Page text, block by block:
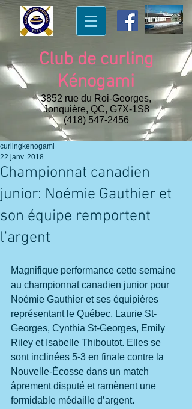
Club de curling
Kénogami
3852 rue du Roi-Georges,
Jonquière, QC, G7X-1S8
(418) 547-2456
Championnat canadien
junior: Noémie Gauthier et
son équipe remportent
l'argent
curlingkenogami
22 janv. 2018
Magnifique performance cette semaine
au championnat canadien junior pour
Noémie Gauthier et ses équipières
représentant le Québec, Laurie St-
Georges, Cynthia St-Georges, Emily
Riley et Isabelle Thiboutot. Elles se
sont inclinées 5-3 en finale contre la
Nouvelle-Écosse dans un match
âprement disputé et ramènent une
formidable médaille d’argent.